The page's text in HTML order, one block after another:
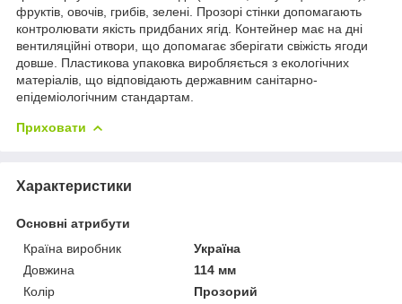
фруктів, овочів, грибів, зелені. Прозорі стінки допомагають
контролювати якість придбаних ягід. Контейнер має на дні
вентиляційні отвори, що допомагає зберігати свіжість ягоди
довше. Пластикова упаковка виробляється з екологічних
матеріалів, що відповідають державним санітарно-
епідеміологічним стандартам.
Приховати
Характеристики
Основні атрибути
Країна виробник
Україна
Довжина
114 мм
Колір
Прозорий